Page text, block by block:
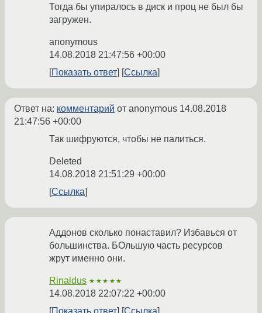
Тогда бы упиралось в диск и проц не был бы
загружен.
anonymous
14.08.2018 21:47:56 +00:00
Показать ответ
Ссылка
Ответ на: комментарий от anonymous 14.08.2018
21:47:56 +00:00
Так шифруются, чтобы не палиться.
Deleted
14.08.2018 21:51:29 +00:00
Ссылка
Аддонов сколько понаставил? Избавься от
большинства. БОльшую часть ресурсов
жрут именно они.
Rinaldus ★★★★★
14.08.2018 22:07:22 +00:00